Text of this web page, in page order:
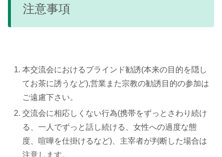
注意事項
本交流会におけるブラインド勧誘(本来の目的を隠し
てお茶に誘うなど),営業また宗教の勧誘目的の参加は
ご遠慮下さい。
交流会に相応しくない行為(携帯をずっとさわり続け
る、一人でずっと話し続ける、女性への過度な態
度、喧嘩を仕掛けるなど)、主宰者が判断した場合は
注意します。